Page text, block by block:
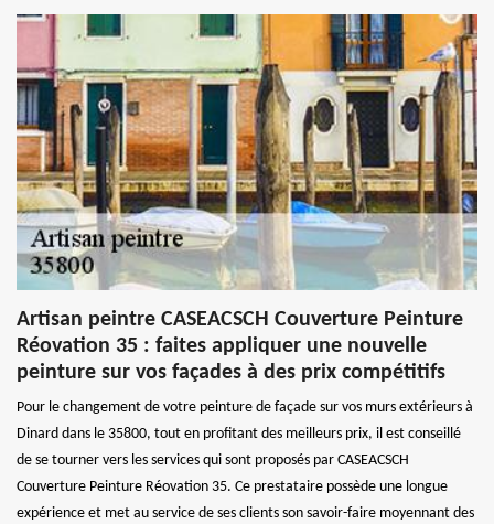
Artisan peintre CASEACSCH Couverture Peinture
Réovation 35 : faites appliquer une nouvelle
peinture sur vos façades à des prix compétitifs
Pour le changement de votre peinture de façade sur vos murs extérieurs à
Dinard dans le 35800, tout en profitant des meilleurs prix, il est conseillé
de se tourner vers les services qui sont proposés par CASEACSCH
Couverture Peinture Réovation 35. Ce prestataire possède une longue
expérience et met au service de ses clients son savoir-faire moyennant des